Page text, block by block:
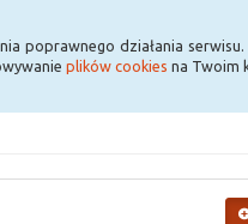
poprawnego działania
plików cookies na Twoim